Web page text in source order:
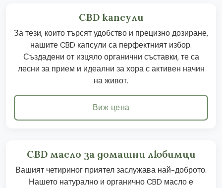
CBD капсули
За тези, които търсят удобство и прецизно дозиране,
нашите CBD капсули са перфектният избор.
Създадени от изцяло органични съставки, те са
лесни за прием и идеални за хора с активен начин
на живот.
Виж цена
CBD масло за домашни любимци
Вашият четириног приятел заслужава най-доброто.
Нашето натурално и органично CBD масло е